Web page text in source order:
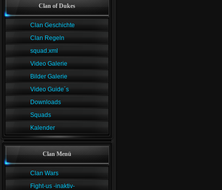
Clan of Dukes
Clan Geschichte
Clan Regeln
squad.xml
Video Galerie
Bilder Galerie
Video Guide´s
Downloads
Squads
Kalender
Clan Menü
Clan Wars
Fight-us -inaktiv-